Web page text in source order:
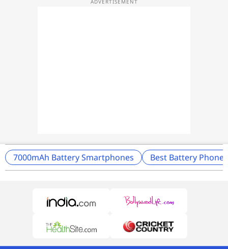
7000mAh Battery Smartphones Best Battery